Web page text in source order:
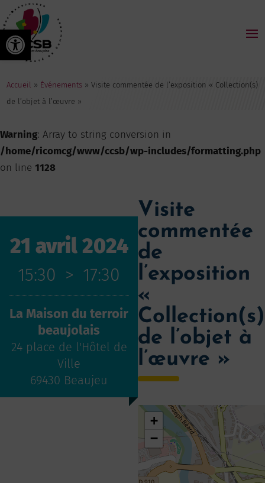
Ouvrir la barre d’outils
Accueil » Événements »Visite commentée de l’exposition « Collection(s)
de l’objet à l’œuvre »
Warning: Array to string conversion in
/home/ricomcg/www/ccsb/wp-includes/formatting.php
on line 1128
21 avril 2024
15:30 > 17:30
La Maison du terroir
beaujolais
24 place de l'Hôtel de
Ville
69430 Beaujeu
Visite
commentée
de
l’exposition
«
Collection(s)
de l’objet à
l’œuvre »
+
−